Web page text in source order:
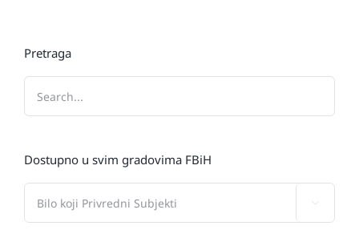
Pretraga
Dostupno u svim gradovima FBiH